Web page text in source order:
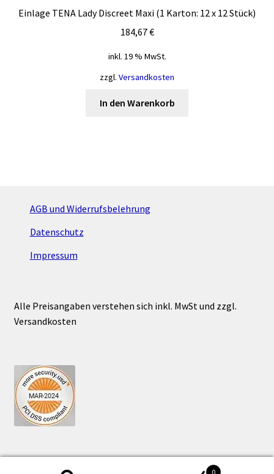
Einlage TENA Lady Discreet Maxi (1 Karton: 12 x 12 Stück)
184,67€
inkl. 19 % MwSt.
zzgl. Versandkosten
In den Warenkorb
AGB und Widerrufsbelehrung
Datenschutz
Impressum
Alle Preisangaben verstehen sich inkl. MwSt und zzgl.
Versandkosten
0